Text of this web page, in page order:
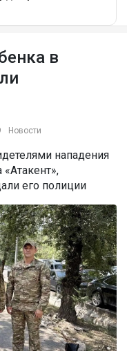
в
Новости
нападения
его полиции